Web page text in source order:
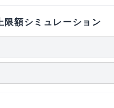
限額シミュレーション